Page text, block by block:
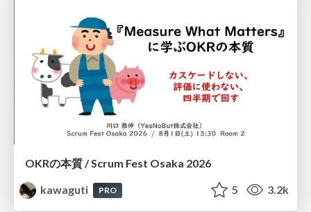
OKRの本質 / Scrum Fest Osaka 2026
kawaguti
PRO 5 3.2k